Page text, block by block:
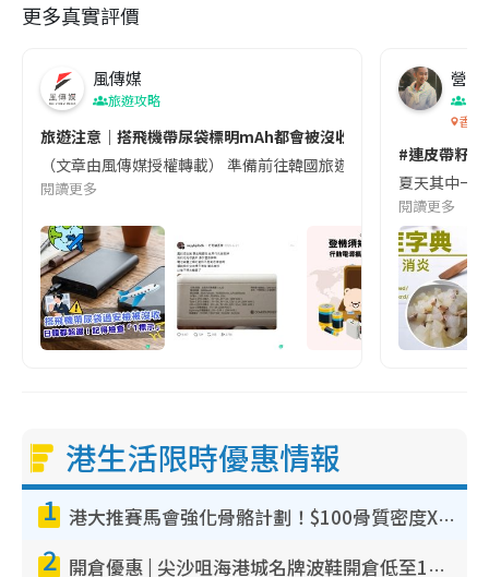
更多真實評價
風傳媒
旅遊攻略
旅遊注意｜搭飛機帶尿袋標明mAh都會被沒收😱出發前切記檢查
（文章由風傳媒授權轉載） 準備前往韓國旅遊的民眾，近期要
閱讀更多
營養
香港
#連皮帶籽
夏天其中一
閱讀更多
港生活限時優惠情報
1 港大推賽馬會強化骨骼計劃！$100骨質密度X光檢查 完成免費運動訓練送超市禮券！附參加資格
2 開倉優惠 | 尖沙咀海港城名牌波鞋開倉低至1折！On鞋$899起／Joy&Peace鞋履$98起